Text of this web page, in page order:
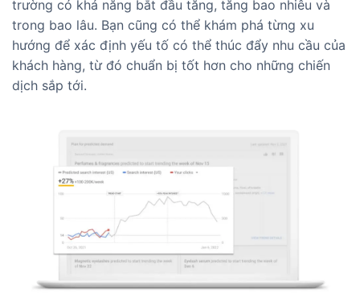
trường có khả năng bắt đầu tăng, tăng bao nhiêu và
trong bao lâu. Bạn cũng có thể khám phá từng xu
hướng để xác định yếu tố có thể thúc đẩy nhu cầu của
khách hàng, từ đó chuẩn bị tốt hơn cho những chiến
dịch sắp tới.